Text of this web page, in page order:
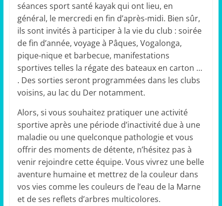
séances sport santé kayak qui ont lieu, en
général, le mercredi en fin d’après-midi. Bien sûr,
ils sont invités à participer à la vie du club : soirée
de fin d’année, voyage à Pâques, Vogalonga,
pique-nique et barbecue, manifestations
sportives telles la régate des bateaux en carton …
. Des sorties seront programmées dans les clubs
voisins, au lac du Der notamment.
Alors, si vous souhaitez pratiquer une activité
sportive après une période d’inactivité due à une
maladie ou une quelconque pathologie et vous
offrir des moments de détente, n’hésitez pas à
venir rejoindre cette équipe. Vous vivrez une belle
aventure humaine et mettrez de la couleur dans
vos vies comme les couleurs de l’eau de la Marne
et de ses reflets d’arbres multicolores.